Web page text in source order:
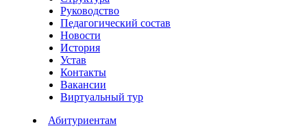
Руководство
Педагогический состав
Новости
История
Устав
Контакты
Вакансии
Виртуальный тур
Абитуриентам